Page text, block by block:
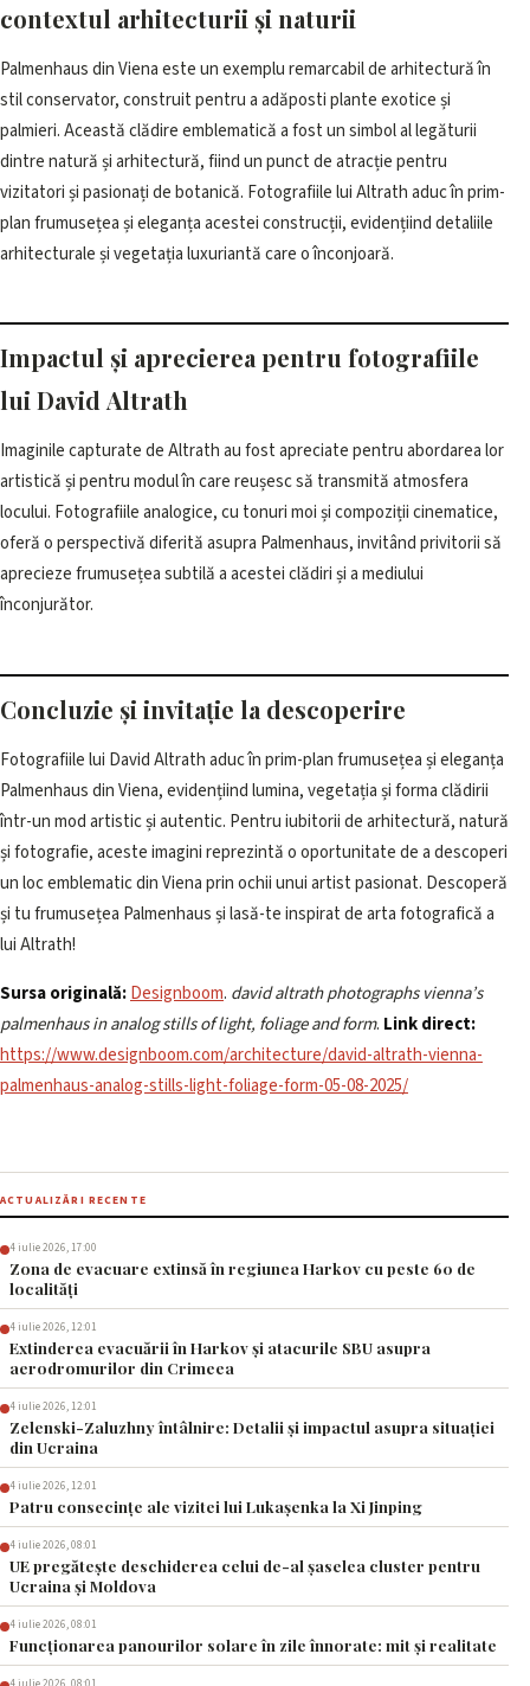
contextul arhitecturii și naturii
Palmenhaus din Viena este un exemplu remarcabil de arhitectură în
stil conservator, construit pentru a adăposti plante exotice și
palmieri. Această clădire emblematică a fost un simbol al legăturii
dintre natură și arhitectură, fiind un punct de atracție pentru
vizitatori și pasionați de botanică. Fotografiile lui Altrath aduc în prim-
plan frumusețea și eleganța acestei construcții, evidențiind detaliile
arhitecturale și vegetația luxuriantă care o înconjoară.
Impactul și aprecierea pentru fotografiile
lui David Altrath
Imaginile capturate de Altrath au fost apreciate pentru abordarea lor
artistică și pentru modul în care reușesc să transmită atmosfera
locului. Fotografiile analogice, cu tonuri moi și compoziții cinematice,
oferă o perspectivă diferită asupra Palmenhaus, invitând privitorii să
aprecieze frumusețea subtilă a acestei clădiri și a mediului
înconjurător.
Concluzie și invitație la descoperire
Fotografiile lui David Altrath aduc în prim-plan frumusețea și eleganța
Palmenhaus din Viena, evidențiind lumina, vegetația și forma clădirii
într-un mod artistic și autentic. Pentru iubitorii de arhitectură, natură
și fotografie, aceste imagini reprezintă o oportunitate de a descoperi
un loc emblematic din Viena prin ochii unui artist pasionat. Descoperă
și tu frumusețea Palmenhaus și lasă-te inspirat de arta fotografică a
lui Altrath!
Sursa originală:Designboom. david altrath photographs vienna’s
palmenhaus in analog stills of light, foliage and form. Link direct:
https://www.designboom.com/architecture/david-altrath-vienna-
palmenhaus-analog-stills-light-foliage-form-05-08-2025/
ACTUALIZĂRI RECENTE
4 iulie 2026, 17:00
Zona de evacuare extinsă în regiunea Harkov cu peste 60 de
localități
4 iulie 2026, 12:01
Extinderea evacuării în Harkov și atacurile SBU asupra
aerodromurilor din Crimeea
4 iulie 2026, 12:01
Zelenski-Zaluzhny întâlnire: Detalii și impactul asupra situației
din Ucraina
4 iulie 2026, 12:01
Patru consecințe ale vizitei lui Lukașenka la Xi Jinping
4 iulie 2026, 08:01
UE pregătește deschiderea celui de-al șaselea cluster pentru
Ucraina și Moldova
4 iulie 2026, 08:01
Funcționarea panourilor solare în zile înnorate: mit și realitate